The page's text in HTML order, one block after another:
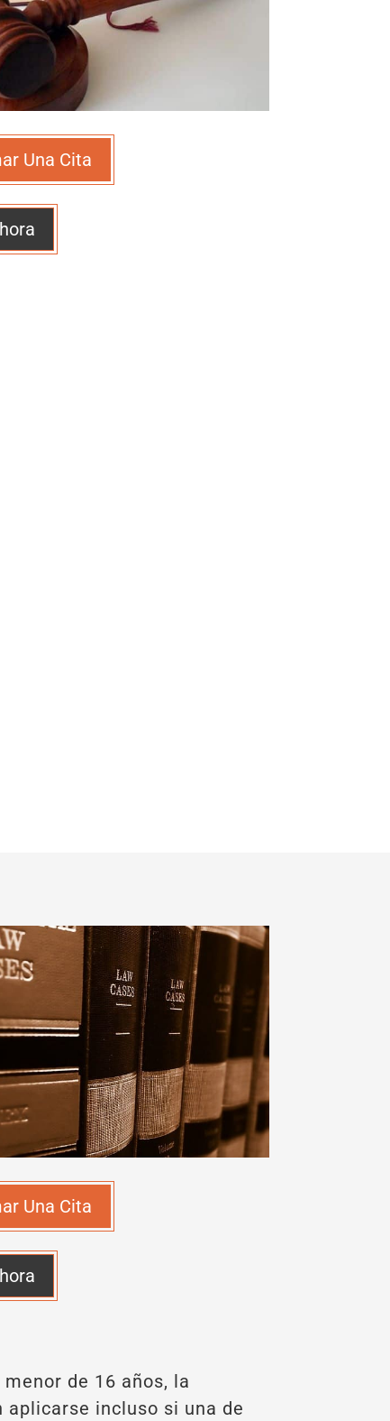
Una Cita
Una Cita
de 16 años, la
aplicarse incluso si una de